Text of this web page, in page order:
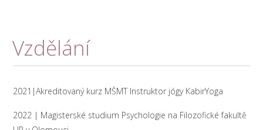
Vzdělání
2021|Akreditovaný kurz MŠMT Instruktor jógy KabirYoga
2022 | Magisterské studium Psychologie na Filozofické fakultě